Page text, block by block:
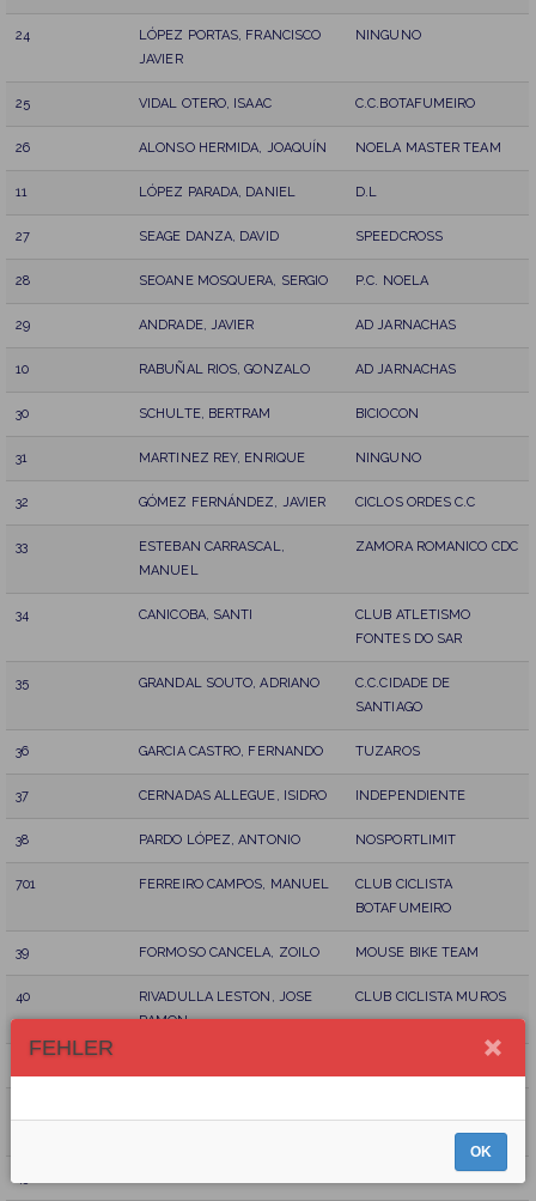
24
LÓPEZ PORTAS, FRANCISCO
JAVIER
NINGUNO
25 VIDAL OTERO, ISAAC C.C.BOTAFUMEIRO
26 ALONSO HERMIDA, JOAQUÍN NOELA MASTER TEAM
11 LÓPEZ PARADA, DANIEL D.L
27 SEAGE DANZA, DAVID SPEEDCROSS
28 SEOANE MOSQUERA, SERGIO P.C. NOELA
29 ANDRADE, JAVIER AD JARNACHAS
10 RABUÑAL RIOS, GONZALO AD JARNACHAS
30 SCHULTE, BERTRAM BICIOCON
31 MARTINEZ REY, ENRIQUE NINGUNO
32 GÓMEZ FERNÁNDEZ, JAVIER CICLOS ORDES C.C
33
ESTEBAN CARRASCAL,
MANUEL
ZAMORA ROMANICO CDC
34 CANICOBA, SANTI
CLUB ATLETISMO
FONTES DO SAR
35 GRANDAL SOUTO, ADRIANO
C.C.CIDADE DE
SANTIAGO
36 GARCIA CASTRO, FERNANDO TUZAROS
37 CERNADAS ALLEGUE, ISIDRO INDEPENDIENTE
38 PARDO LÓPEZ, ANTONIO NOSPORTLIMIT
701 FERREIRO CAMPOS, MANUEL
CLUB CICLISTA
BOTAFUMEIRO
39 FORMOSO CANCELA, ZOILO MOUSE BIKE TEAM
40
RIVADULLA LESTON, JOSE
RAMON
CLUB CICLISTA MUROS
MAJADAHONDA
FEHLER
OK